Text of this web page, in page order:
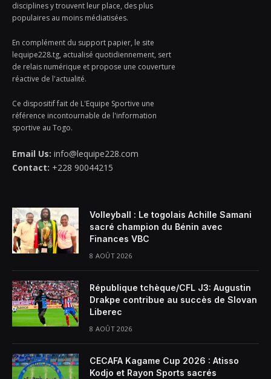
disciplines y trouvent leur place, des plus
populaires au moins médiatisées.
En complément du support papier, le site
lequipe228.tg, actualisé quotidiennement, sert
de relais numérique et propose une couverture
réactive de l'actualité.
Ce dispositif fait de L'Equipe Sportive une
référence incontournable de l'information
sportive au Togo.
Email Us: info@lequipe228.com
Contact: +228 90044215
Volleyball : Le togolais Achille Samani
sacré champion du Bénin avec
Finances VBC
8 AOÛT 2026
République tchèque/CFL J3: Augustin
Drakpe contribue au succès de Slovan
Liberec
8 AOÛT 2026
CECAFA Kagame Cup 2026 : Atisso
Kodjo et Rayon Sports sacrés